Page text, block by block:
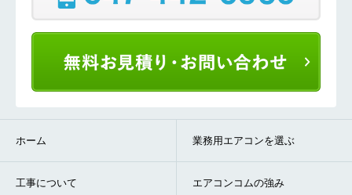
ホーム 業務用エアコンを選ぶ
工事について エアコンコムの強み